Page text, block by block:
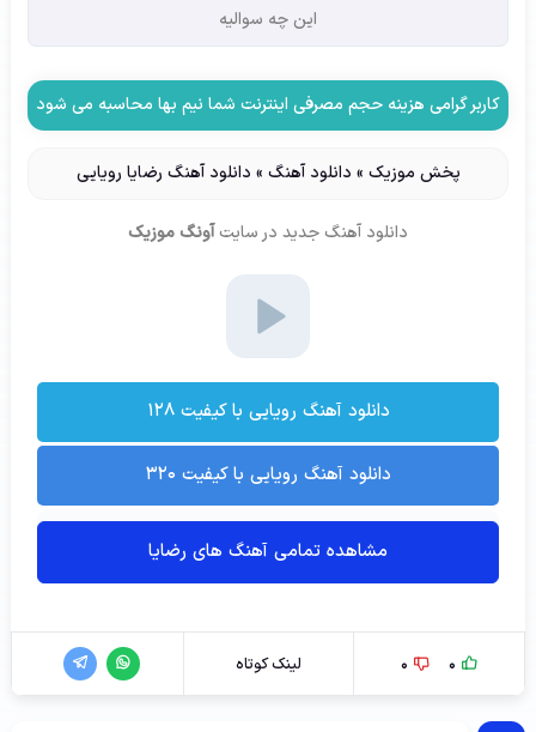
این چه سوالیه
کاربر گرامی هزینه حجم مصرفی اینترنت شما نیم بها محاسبه می شود
پخش موزیک » دانلود آهنگ » دانلود آهنگ رضایا رویایی
دانلود آهنگ جدید در سایت آونگ موزیک
دانلود آهنگ رویایی با کیفیت ۱۲۸
دانلود آهنگ رویایی با کیفیت ۳۲۰
مشاهده تمامی آهنگ های رضایا
0
0 لینک کوتاه